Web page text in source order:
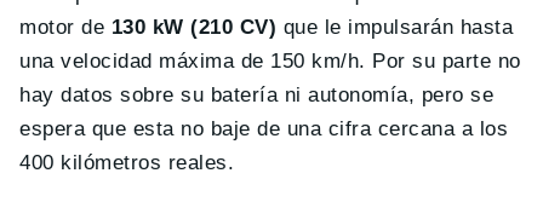
motor de 130 kW (210 CV) que le impulsarán hasta
una velocidad máxima de 150 km/h. Por su parte no
hay datos sobre su batería ni autonomía, pero se
espera que esta no baje de una cifra cercana a los
400 kilómetros reales.